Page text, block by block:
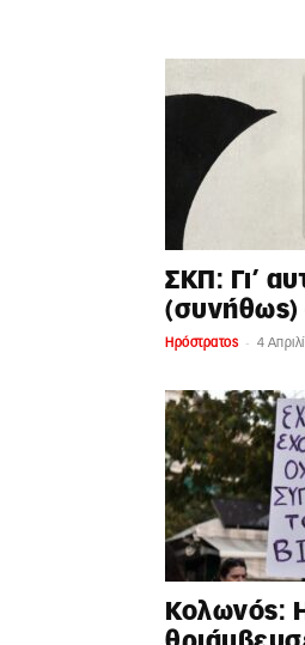
ΣΚΠ: Γι’
(συνήθως)
Ηρόστρατος - 4
Κολωνός: